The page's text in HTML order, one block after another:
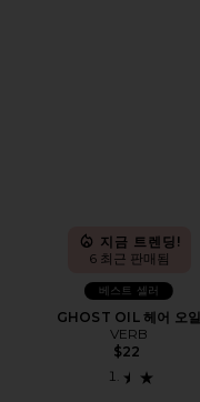
지금 트렌딩!
6 최근 판매됨
베스트 셀러
GHOST OIL 헤어 오일
VERB
$22